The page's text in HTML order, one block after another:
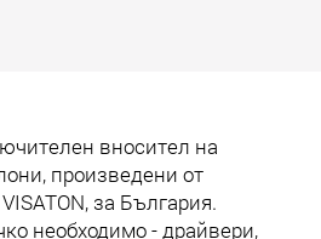
вносител на
произведени от
за България.
необходимо - драйвери,